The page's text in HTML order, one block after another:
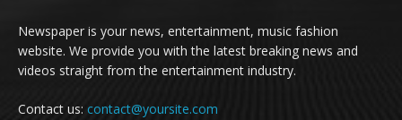
Newspaper is your news, entertainment, music fashion
website. We provide you with the latest breaking news and
videos straight from the entertainment industry.
Contact us: contact@yoursite.com